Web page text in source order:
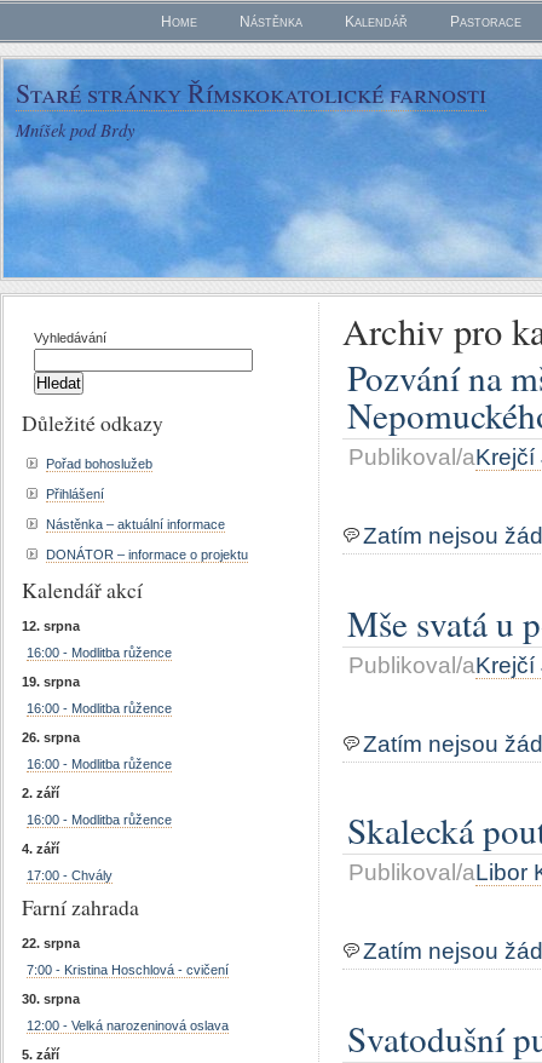
Home Nástěnka Kalendář Pastorace
Staré stránky Římskokatolické farnosti
Mníšek pod Brdy
Archiv pro
Pozvání na
Publikoval/aKrejčí
Zatím nejsou
Mše svatá u
Publikoval/aKrejčí
Zatím nejsou
Skalecká
Publikoval/aLibor
Zatím nejsou
Svatodušní
Vyhledávání
Důležité odkazy
Pořad bohoslužeb
Přihlášení
Nástěnka – aktuální informace
DONÁTOR – informace o projektu
Kalendář akcí
12. srpna
16:00 - Modlitba růžence
19. srpna
16:00 - Modlitba růžence
26. srpna
16:00 - Modlitba růžence
2. září
16:00 - Modlitba růžence
4. září
17:00 - Chvály
Farní zahrada
22. srpna
7:00 - Kristina Hoschlová - cvičení
30. srpna
12:00 - Velká narozeninová oslava
5. září